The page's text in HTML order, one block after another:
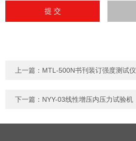
上一篇： MTL-500N书刊装订强度测试仪
下一篇： NYY-03线性增压内压力试验机